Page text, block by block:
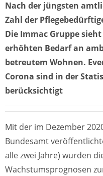
Nach der jüngsten
Zahl der
Die Immac Gruppe
erhöhten Bedarf an
betreutem Wohnen.
Corona sind in der
berücksichtigt
Mit der im Dezember
Bundesamt
alle zwei Jahre) wurden
Wachstumsprognosen